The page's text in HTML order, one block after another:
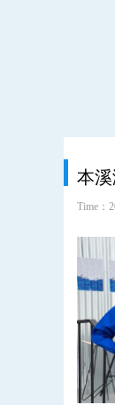
本
Time：